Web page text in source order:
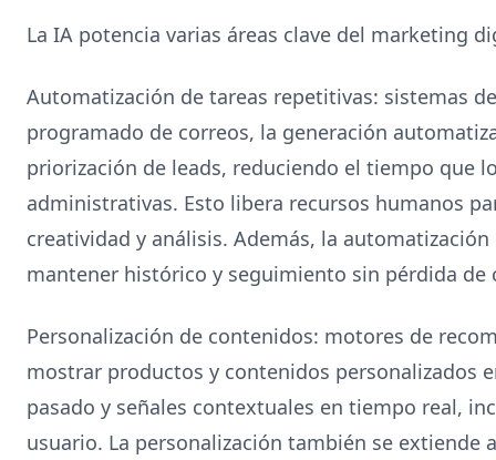
La IA potencia varias áreas clave del marketing
Automatización de tareas repetitivas: sistemas
programado de correos, la generación
priorización de leads, reduciendo el tiempo que
administrativas. Esto libera recursos humanos
creatividad y análisis. Además, la
mantener histórico y seguimiento sin pérdida de
Personalización de contenidos: motores de
mostrar productos y contenidos personalizados
pasado y señales contextuales en tiempo real,
usuario. La personalización también se extiende